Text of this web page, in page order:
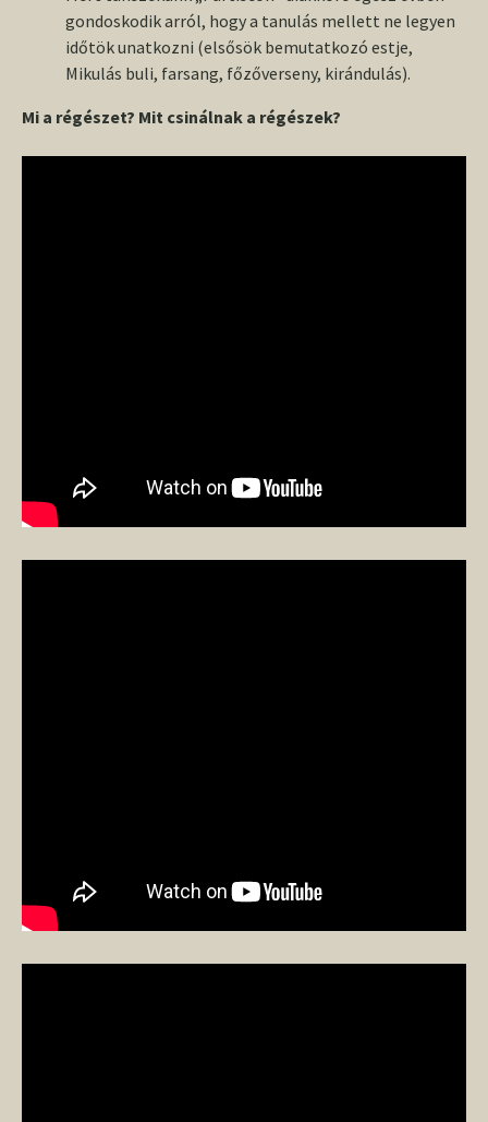
gondoskodik arról, hogy a tanulás mellett ne legyen
időtök unatkozni (elsősök bemutatkozó estje,
Mikulás buli, farsang, főzőverseny, kirándulás).
Mi a régészet? Mit csinálnak a régészek?